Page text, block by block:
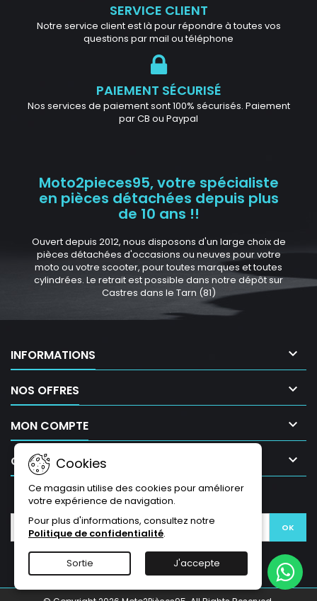
SERVICE CLIENT
Notre service client est là pour répondre à toutes vos
questions par mail ou téléphone
PAIEMENT SÉCURISÉ
Nos services de paiement sont 100% sécurisés. Paiement
par CB ou Paypal
Moto2pieces95, votre spécialiste
en pièces détachées depuis plus
de 10 ans !!
Ouvert depuis 2012, nous disposons d'un large choix de
pièces détachées d'occasions ou neuves pour votre
moto ou votre scooter, pour toutes marques et toutes
cylindrées. Le retrait est possible dans notre dépôt sur
Castres dans le Tarn (81)
INFORMATIONS 
NOS OFFRES 
MON COMPTE 
CONTACT 
Cookies
Ce magasin utilise des cookies pour améliorer
votre expérience de navigation.
Pour plus d'informations, consultez notre
Politique de confidentialité.
Sortie J'accepte
LETTRE D'INFORMATIONS